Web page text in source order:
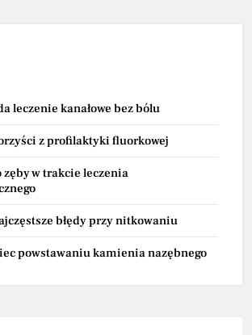
leczenie kanałowe bez bólu
z profilaktyki fluorkowej
zęby w trakcie leczenia
błędy przy nitkowaniu
powstawaniu kamienia nazębnego